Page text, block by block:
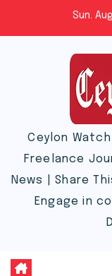
Sun.
Ceylon
Freelance
News | Share
Engage in